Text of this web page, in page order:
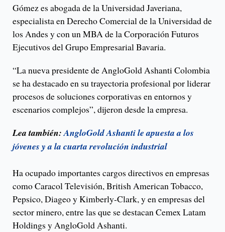
Gómez es abogada de la Universidad Javeriana,
especialista en Derecho Comercial de la Universidad de
los Andes y con un MBA de la Corporación Futuros
Ejecutivos del Grupo Empresarial Bavaria.
“La nueva presidente de AngloGold Ashanti Colombia
se ha destacado en su trayectoria profesional por liderar
procesos de soluciones corporativas en entornos y
escenarios complejos”, dijeron desde la empresa.
Lea también:AngloGold Ashanti le apuesta a los
jóvenes y a la cuarta revolución industrial
Ha ocupado importantes cargos directivos en empresas
como Caracol Televisión, British American Tobacco,
Pepsico, Diageo y Kimberly-Clark, y en empresas del
sector minero, entre las que se destacan Cemex Latam
Holdings y AngloGold Ashanti.